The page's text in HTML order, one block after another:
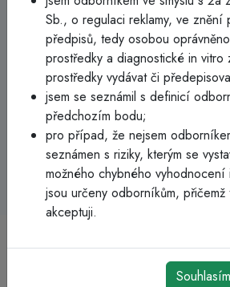
Hlavní informace
Jedinečné vývody na tekutiny
tekutin na povrchu přikrývky
Rovnoměrná perforace po celé
rovnoměrné konvektivní zahřívání
Měkké, RTG nekontrastní materiály
Sb., o regulaci reklamy, ve znění
předpisů, tedy osobou
prostředky a diagnostické in vitro
prostředky vydávat či
jsem se seznámil s definicí
předchozím bodu;
pro případ, že nejsem
seznámen s riziky, kterým se
možného chybného
jsou určeny odborníkům,
akceptuji.
Souhlasím